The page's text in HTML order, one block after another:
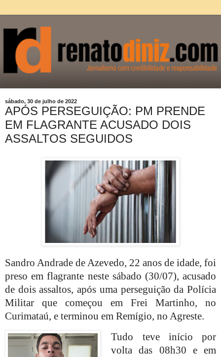
sábado, 30 de julho de 2022
APÓS PERSEGUIÇÃO: PM PRENDE
EM FLAGRANTE ACUSADO DOIS
ASSALTOS SEGUIDOS
Sandro Andrade de Azevedo, 22 anos de idade, foi
preso em flagrante neste sábado (30/07), acusado
de dois assaltos, após uma perseguição da Polícia
Militar que começou em Frei Martinho, no
Curimataú, e terminou em Remígio, no Agreste.
Tudo teve início por
volta das 08h30 e em